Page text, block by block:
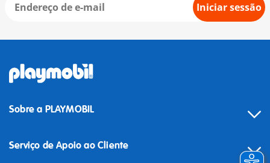
Iniciar sessão
Sobre a PLAYMOBIL
Serviço de Apoio ao Cliente